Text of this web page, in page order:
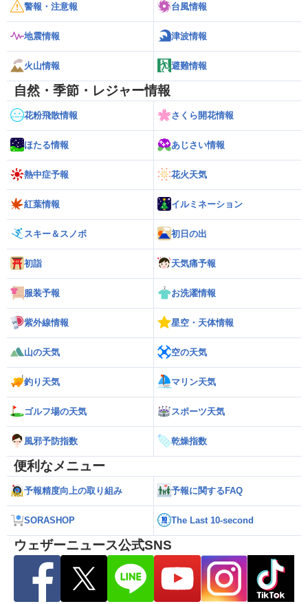
警報・注意報 台風情報
地震情報 津波情報
火山情報 避難情報
自然・季節・レジャー情報
花粉飛散情報 さくら開花情報
ほたる情報 あじさい情報
熱中症予報 花火天気
紅葉情報 イルミネーション
スキー＆スノボ 初日の出
初詣 天気痛予報
服装予報 お洗濯情報
紫外線情報 星空・天体情報
山の天気 空の天気
釣り天気 マリン天気
ゴルフ場の天気 スポーツ天気
風邪予防指数 乾燥指数
便利なメニュー
予報精度向上の取り組み 予報に関するFAQ
SORASHOP The Last 10-second
ウェザーニュース公式SNS